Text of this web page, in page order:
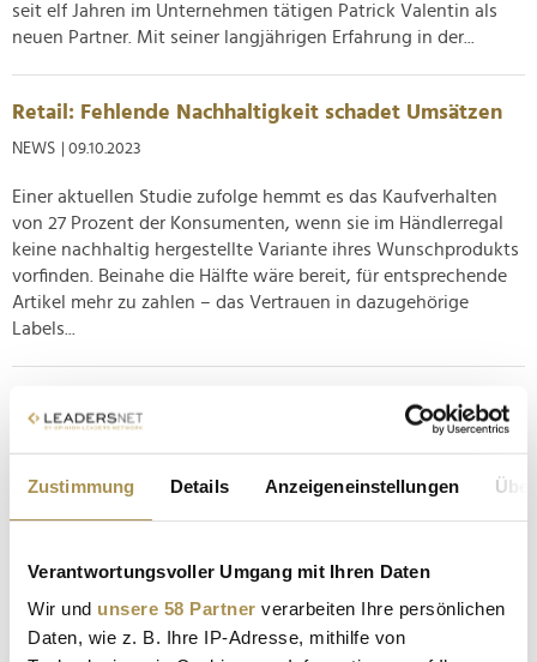
Zustimmung Details Anzeigeneinstellungen
Verantwortungsvoller Umgang mit Ihren Daten
Wir und unsere 58 Partner verarbeiten Ihre persönlichen
Daten, wie z. B. Ihre IP-Adresse, mithilfe von
seit elf Jahren im Unternehmen tätigen Patrick Valentin als
neuen Partner. Mit seiner langjährigen Erfahrung in der...
Retail: Fehlende Nachhaltigkeit schadet Umsätzen
NEWS | 09.10.2023
Einer aktuellen Studie zufolge hemmt es das Kaufverhalten
von 27 Prozent der Konsumenten, wenn sie im Händlerregal
keine nachhaltig hergestellte Variante ihres Wunschprodukts
vorfinden. Beinahe die Hälfte wäre bereit, für entsprechende
Artikel mehr zu zahlen – das Vertrauen in dazugehörige
Labels...
Trotz hoher Inflation: Konsumenten bereit, für
nachhaltige Kosmetikprodukte tiefer in die Tasche
zu...
NEWS | 09.02.2023
bei anderen Gütern des täglichen Bedarfs. Die Inflation hat
Personal Care. Laut der "Global Sustainability Study"
von Simon-Kucher & Partners will der Großteil der...